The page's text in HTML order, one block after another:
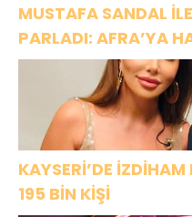
MUSTAFA SANDAL
PARLADI: AFRA’YA
KAYSERİ’DE
195 BİN KİŞİ